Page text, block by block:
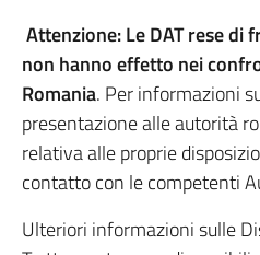
Attenzione: Le DAT rese di
non hanno effetto nei
Romania. Per informazioni
presentazione alle autorità
relativa alle proprie
contatto con le competenti
Ulteriori informazioni sulle